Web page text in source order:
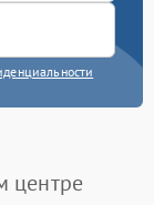
центре